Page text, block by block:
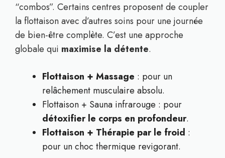
“combos”. Certains centres proposent de coupler
la flottaison avec d’autres soins pour une journée
de bien-être complète. C’est une approche
globale qui maximise la détente.
Flottaison + Massage : pour un
relâchement musculaire absolu.
Flottaison + Sauna infrarouge : pour
détoxifier le corps en profondeur.
Flottaison + Thérapie par le froid :
pour un choc thermique revigorant.